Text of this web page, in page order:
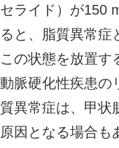
セライド）が150
ると、脂質異常症
この状態を放置す
動脈硬化性疾患の
質異常症は、甲状
原因となる場合も